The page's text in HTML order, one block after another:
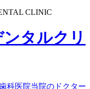
CLINIC